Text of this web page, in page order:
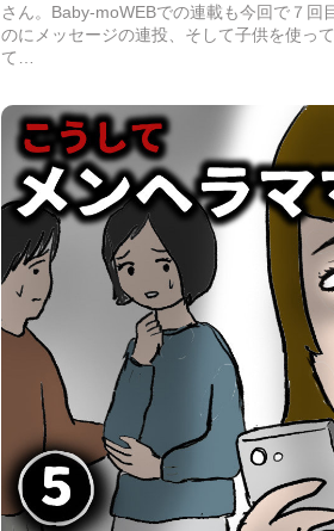
さん。Baby-moWEBでの連載も今回で７回
のにメッセージの連投、そして子供を使っ
て…